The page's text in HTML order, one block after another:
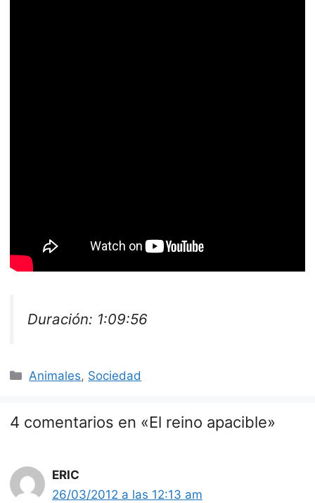
Duración: 1:09:56
Categorías
Animales, Sociedad
4 comentarios en «El reino apacible»
ERIC
26/03/2012 a las 12:13 am